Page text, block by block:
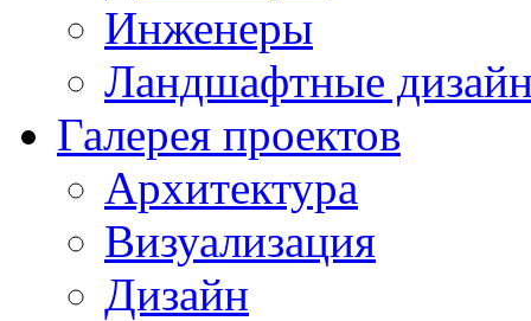
Инженеры
Ландшафтные
Галерея проектов
Архитектура
Визуализация
Дизайн